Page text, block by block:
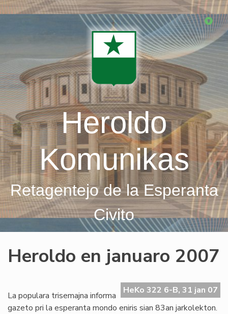
Skip
Heroldo
Komunikas
Retagentejo de la Esperanta
Civito
Heroldo en januaro 2007
HeKo 322 6-B, 31 jan 07
La populara trisemajna informa
gazeto pri la esperanta mondo eniris sian 83an jarkolekton.